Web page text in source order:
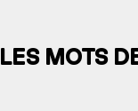
LES MOTS